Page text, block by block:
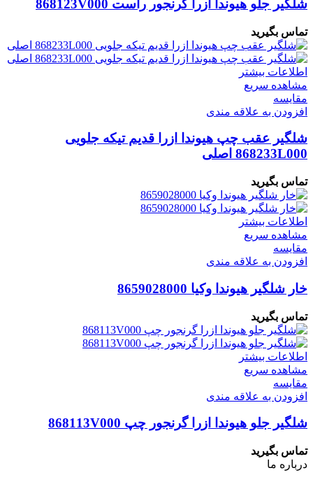
شلگیر جلو هیوندا ازرا گرنجور راست 868123V000
تماس بگیرید
اطلاعات بیشتر
مشاهده سریع
مقایسه
افزودن به علاقه مندی
شلگیر عقب چپ هیوندا ازرا قدیم تیکه جلویی
868233L000 اصلی
تماس بگیرید
اطلاعات بیشتر
مشاهده سریع
مقایسه
افزودن به علاقه مندی
خار شلگیر هیوندا وکیا 8659028000
تماس بگیرید
اطلاعات بیشتر
مشاهده سریع
مقایسه
افزودن به علاقه مندی
شلگیر جلو هیوندا ازرا گرنجور چپ 868113V000
تماس بگیرید
درباره ما